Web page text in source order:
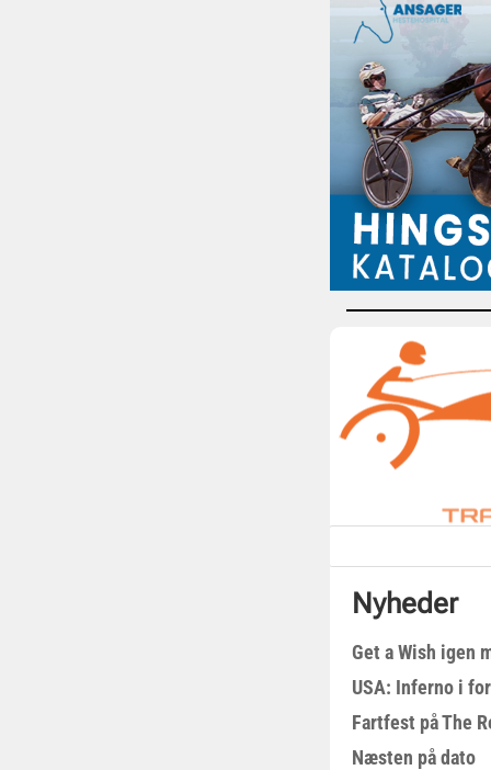
Nyheder
Get a Wish igen
USA: Inferno i
Fartfest på The
Næsten på dato